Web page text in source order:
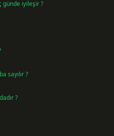
günde iyileşir ?
sayılır ?
?